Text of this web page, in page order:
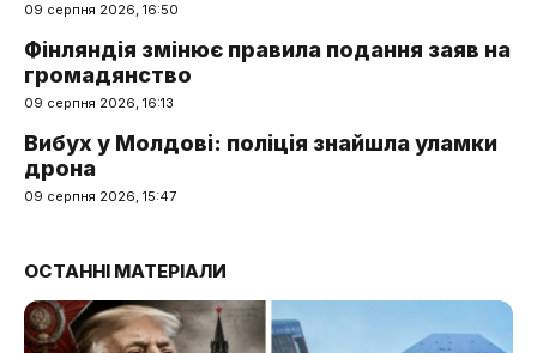
09 серпня 2026, 16:50
Фінляндія змінює правила подання заяв на
громадянство
09 серпня 2026, 16:13
Вибух у Молдові: поліція знайшла уламки
дрона
09 серпня 2026, 15:47
ОСТАННІ МАТЕРІАЛИ